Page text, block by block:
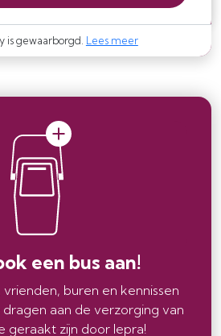
is gewaarborgd. Lees meer
een bus aan!
buren en kennissen
aan de verzorging van
geraakt zijn door lepra!